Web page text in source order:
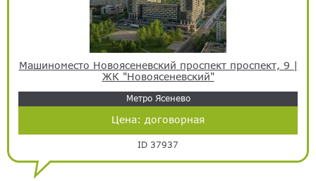
Машиноместо Новоясеневский проспект проспект, 9 |
ЖК "Новоясеневский"
Метро Ясенево
Цена: договорная
ID 37937